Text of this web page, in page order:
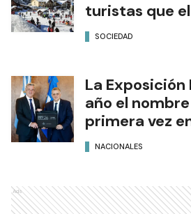
turistas que
SOCIEDAD
La Exposición
año el
primera vez
NACIONALES
Ads